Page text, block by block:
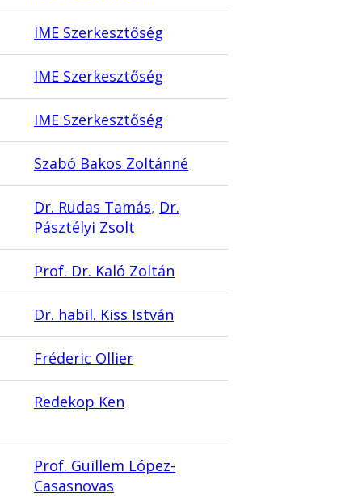
IME Szerkesztőség
IME Szerkesztőség
IME Szerkesztőség
Szabó Bakos Zoltánné
Dr. Rudas Tamás, Dr.
Pásztélyi Zsolt
Prof. Dr. Kaló Zoltán
Dr. habil. Kiss István
Fréderic Ollier
Redekop Ken
Prof. Guillem López-
Casasnovas